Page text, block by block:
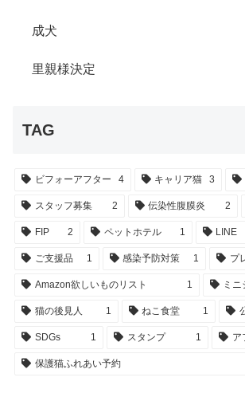
成犬
里親様決定
TAG
ビフォーアフター 4 キャリア猫 3
スタッフ募集 2 伝染性腹膜炎 2
FIP 2 ペットホテル 1 LINE
ご支援品 1 感染予防対策 1 プ
Amazon欲しいものリスト 1 ミ
猫の後見人 1 ねこ食堂 1
SDGs 1 スタンプ 1 ア
保護猫ふれあい予約